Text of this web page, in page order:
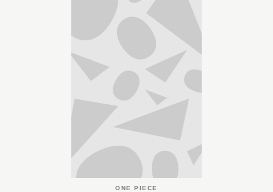
ONE PIECE